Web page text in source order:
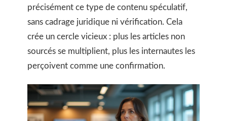
précisément ce type de contenu spéculatif,
sans cadrage juridique ni vérification. Cela
crée un cercle vicieux : plus les articles non
sourcés se multiplient, plus les internautes les
perçoivent comme une confirmation.